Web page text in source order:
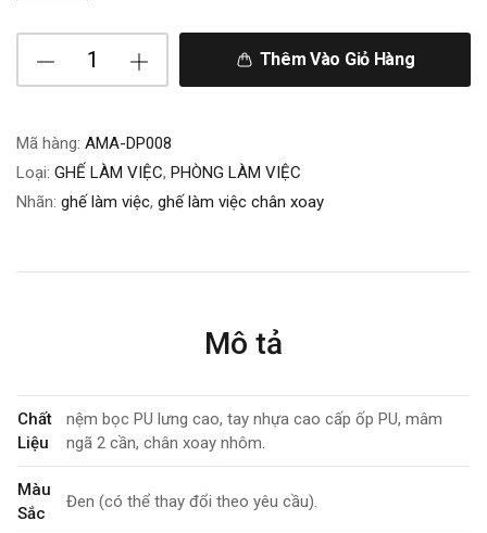
Thêm Vào Giỏ Hàng
Mã hàng: AMA-DP008
Loại: GHẾ LÀM VIỆC, PHÒNG LÀM VIỆC
Nhãn: ghế làm việc, ghế làm việc chân xoay
Mô tả
Chất
Liệu
nệm bọc PU lưng cao, tay nhựa cao cấp ốp PU, mâm
ngã 2 cần, chân xoay nhôm.
Màu
Sắc
Đen (có thể thay đổi theo yêu cầu).